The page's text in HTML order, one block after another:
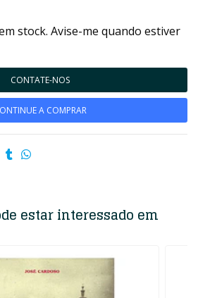
stock. Avise-me quando estiver
CONTATE-NOS
A COMPRAR
estar interessado em